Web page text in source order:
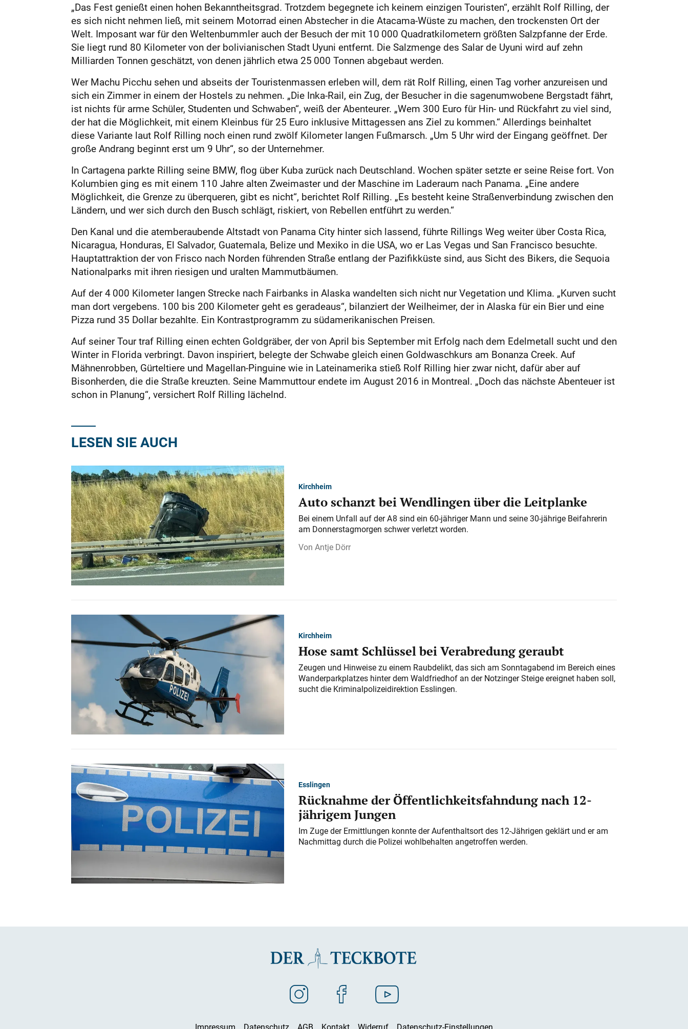
„Das Fest genießt einen hohen Bekanntheitsgrad. Trotzdem begegnete ich keinem einzigen Touristen“, erzählt Rolf Rilling, der
es sich nicht nehmen ließ, mit seinem Motorrad einen Abstecher in die Atacama-Wüste zu machen, den trockensten Ort der
Welt. Imposant war für den Weltenbummler auch der Besuch der mit 10 000 Quadratkilometern größten Salzpfanne der Erde.
Sie liegt rund 80 Kilometer von der bolivianischen Stadt Uyuni entfernt. Die Salzmenge des Salar de Uyuni wird auf zehn
Milliarden Tonnen geschätzt, von denen jährlich etwa 25 000 Tonnen abgebaut werden.
Wer Machu Picchu sehen und abseits der Touristenmassen erleben will, dem rät Rolf Rilling, einen Tag vorher anzureisen und
sich ein Zimmer in einem der Hostels zu nehmen. „Die Inka-Rail, ein Zug, der Besucher in die sagenumwobene Bergstadt fährt,
ist nichts für arme Schüler, Studenten und Schwaben“, weiß der Abenteurer. „Wem 300 Euro für Hin- und Rückfahrt zu viel sind,
der hat die Möglichkeit, mit einem Kleinbus für 25 Euro inklusive Mittagessen ans Ziel zu kommen.“ Allerdings beinhaltet
diese Variante laut Rolf Rilling noch einen rund zwölf Kilometer langen Fußmarsch. „Um 5 Uhr wird der Eingang geöffnet. Der
große Andrang beginnt erst um 9 Uhr“, so der Unternehmer.
In Cartagena parkte Rilling seine BMW, flog über Kuba zurück nach Deutschland. Wochen später setzte er seine Reise fort. Von
Kolumbien ging es mit einem 110 Jahre alten Zweimaster und der Maschine im Laderaum nach Panama. „Eine andere
Möglichkeit, die Grenze zu überqueren, gibt es nicht“, berichtet Rolf Rilling. „Es besteht keine Straßenverbindung zwischen den
Ländern, und wer sich durch den Busch schlägt, riskiert, von Rebellen entführt zu werden.“
Den Kanal und die atemberaubende Altstadt von Panama City hinter sich lassend, führte Rillings Weg weiter über Costa Rica,
Nicaragua, Honduras, El Salvador, Guatemala, Belize und Mexiko in die USA, wo er Las Vegas und San Francisco besuchte.
Hauptattraktion der von Frisco nach Norden führenden Straße entlang der Pazifikküste sind, aus Sicht des Bikers, die Sequoia
Nationalparks mit ihren riesigen und uralten Mammutbäumen.
Auf der 4 000 Kilometer langen Strecke nach Fairbanks in Alaska wandelten sich nicht nur Vegetation und Klima. „Kurven sucht
man dort vergebens. 100 bis 200 Kilometer geht es geradeaus“, bilanziert der Weilheimer, der in Alaska für ein Bier und eine
Pizza rund 35 Dollar bezahlte. Ein Kontrastprogramm zu südamerikanischen Preisen.
Auf seiner Tour traf Rilling einen echten Goldgräber, der von April bis September mit Erfolg nach dem Edelmetall sucht und den
Winter in Florida verbringt. Davon inspiriert, belegte der Schwabe gleich einen Goldwaschkurs am Bonanza Creek. Auf
Mähnenrobben, Gürteltiere und Magellan-Pinguine wie in Lateinamerika stieß Rolf Rilling hier zwar nicht, dafür aber auf
Bisonherden, die die Straße kreuzten. Seine Mammuttour endete im August 2016 in Montreal. „Doch das nächste Abenteuer ist
schon in Planung“, versichert Rolf Rilling lächelnd.
LESEN SIE AUCH
Kirchheim
Auto schanzt bei Wendlingen über die Leitplanke
Bei einem Unfall auf der A 8 sind ein 60-jähriger Mann und seine 30-jährige Beifahrerin
am Donnerstagmorgen schwer verletzt worden.
Antje Dörr
Kirchheim
Hose samt Schlüssel bei Verabredung geraubt
Zeugen und Hinweise zu einem Raubdelikt, das sich am Sonntagabend im Bereich eines
Wanderparkplatzes hinter dem Waldfriedhof an der Notzinger Steige ereignet haben soll,
sucht die Kriminalpolizeidirektion Esslingen.
Esslingen
Rücknahme der Öffentlichkeitsfahndung nach 12-
jährigem Jungen
Im Zuge der Ermittlungen konnte der Aufenthaltsort des 12-Jährigen geklärt und er am
Nachmittag durch die Polizei wohlbehalten angetroffen werden.
Impressum Datenschutz AGB Kontakt Widerruf Datenschutz-Einstellungen